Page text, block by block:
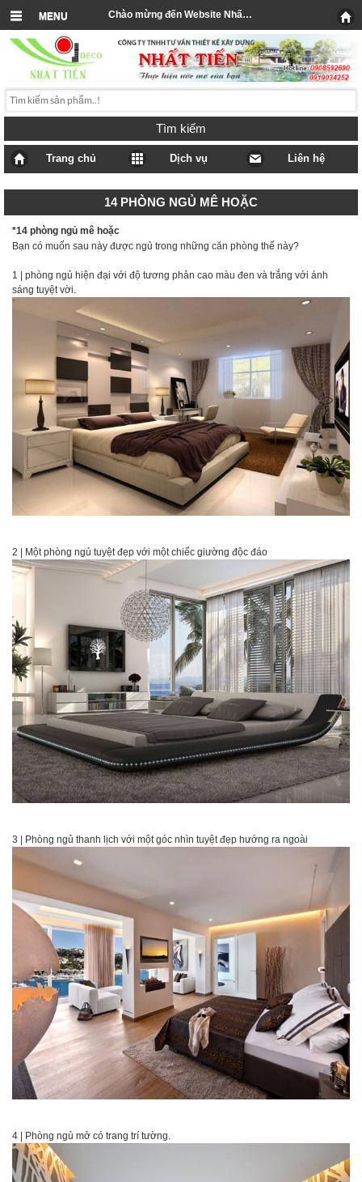
Chào mừng đến Website Nhất Tiến
MENU
Tìm kiếm
Trang chủ Dịch vụ Liên hệ
14 PHÒNG NGỦ MÊ HOẶC
*14 phòng ngủ mê hoặc
Bạn có muốn sau này được ngủ trong những căn phòng thế này?
1 | phòng ngủ hiện đại với độ tương phản cao màu đen và trắng với ánh
sáng tuyệt vời.
2 | Một phòng ngủ tuyệt đẹp với một chiếc giường độc đáo
3 | Phòng ngủ thanh lịch với một góc nhìn tuyệt đẹp hướng ra ngoài
4 | Phòng ngủ mở có trang trí tường.